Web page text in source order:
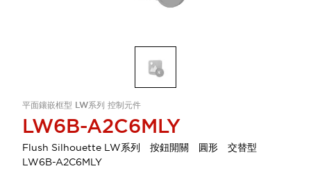
平面鑲嵌框型 LW系列 控制元件
LW6B-A2C6MLY
Flush Silhouette LW系列 按鈕開關 圓形 交替型
LW6B-A2C6MLY